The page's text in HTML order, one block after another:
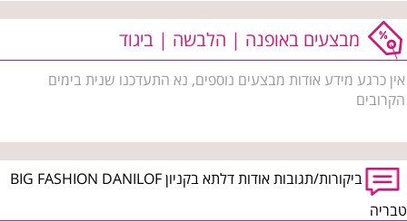
מבצעים באופנה | הלבשה | ביגוד
אין כרגע מידע אודות מבצעים נוספים, נא התעדכנו שנית בימים
הקרובים
ביקורות/תגובות אודות דלתא בקניון BIG FASHION DANILOF
טבריה